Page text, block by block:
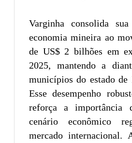
Varginha consolida
economia mineira ao
de US$ 2 bilhões em
2025, mantendo a
municípios do estado de
Esse desempenho
reforça a importância
cenário econômico
mercado internacional.